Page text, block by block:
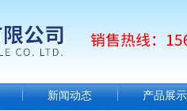
新闻动态 产品展示